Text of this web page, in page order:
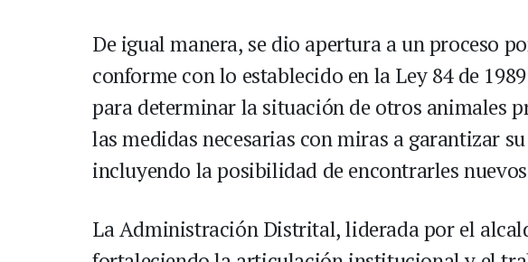
De igual manera, se dio apertura a un proceso
conforme con lo establecido en la Ley 84 de
para determinar la situación de otros animales
las medidas necesarias con miras a garantizar
incluyendo la posibilidad de encontrarles
La Administración Distrital, liderada por el